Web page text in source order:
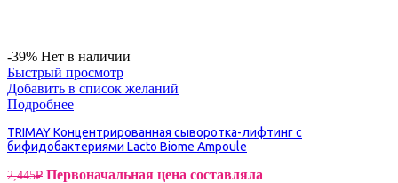
-39% Нет в наличии
Быстрый просмотр
Добавить в список желаний
Подробнее
TRIMAY Концентрированная сыворотка-лифтинг с
бифидобактериями Lacto Biome Ampoule
2,445₽ Первоначальная цена составляла